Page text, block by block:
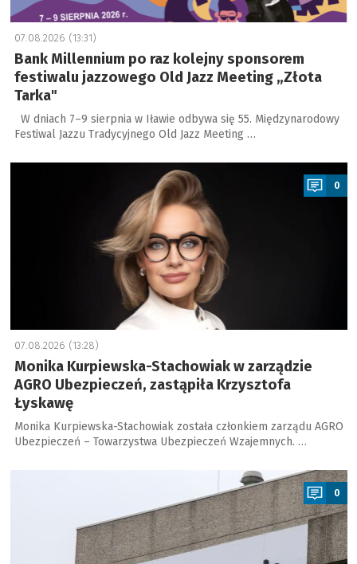
07.08.2026 (13:31)
Bank Millennium po raz kolejny sponsorem
festiwalu jazzowego Old Jazz Meeting „Złota
Tarka"
W dniach 7–9 sierpnia w Iławie odbywa się 55. Międzynarodowy
Festiwal Jazzu Tradycyjnego Old Jazz Meeting …
a
0
07.08.2026 (13:28)
Monika Kurpiewska-Stachowiak w zarządzie
AGRO Ubezpieczeń, zastąpiła Krzysztofa
Łyskawę
Monika Kurpiewska-Stachowiak została członkiem zarządu AGRO
Ubezpieczeń – Towarzystwa Ubezpieczeń Wzajemnych. …
0